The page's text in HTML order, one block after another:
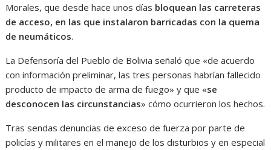
Morales, que desde hace unos días bloquean las carreteras
de acceso, en las que instalaron barricadas con la quema
de neumáticos.
La Defensoría del Pueblo de Bolivia señaló que «de acuerdo
con información preliminar, las tres personas habrían fallecido
producto de impacto de arma de fuego» y que «se
desconocen las circunstancias» cómo ocurrieron los hechos.
Tras sendas denuncias de exceso de fuerza por parte de
policías y militares en el manejo de los disturbios y en especial